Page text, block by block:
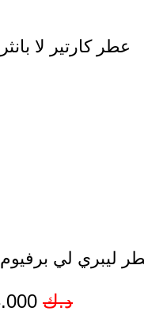
عطر كارتير لا بانثر
ليبري لي برفيوم
د.ك